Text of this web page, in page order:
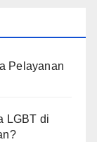
Pelayanan
LGBT di